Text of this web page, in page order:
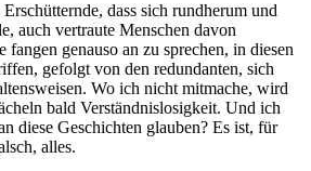
dass sich rundherum und
auch vertraute Menschen davon
fangen genauso an zu sprechen, in diesen
gefolgt von den redundanten, sich
Wo ich nicht mitmache, wird
bald Verständnislosigkeit. Und ich
diese Geschichten glauben? Es ist, für
alles.